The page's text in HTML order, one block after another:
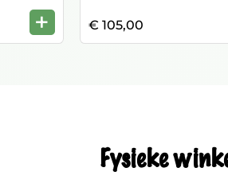
+ € 105,00
Fysieke